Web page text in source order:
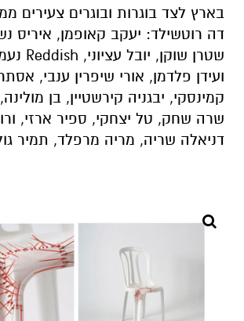
בארץ לצד בוגרות ובוגרים צעירים
דה רוטשילד: יעקב קאופמן, איריס
שטרן שוקן, יובל עציוני, Reddish
ועידן פלדמן, אורי שיפרין ענבי,
קמינסקי, יבגניה קירשטיין, בן
שרה שחק, טל יצחקי, ספיר ארזי,
דניאלה שריה, מריה מרפלד, תמיר